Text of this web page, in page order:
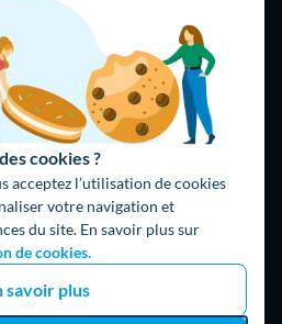
cookies ?
acceptez l’utilisation de cookies
votre navigation et
du site. En savoir plus sur
de cookies.
savoir plus
60 60
(8h-21h)
Paris
⚡ par Hello Watt
|Mentions légales